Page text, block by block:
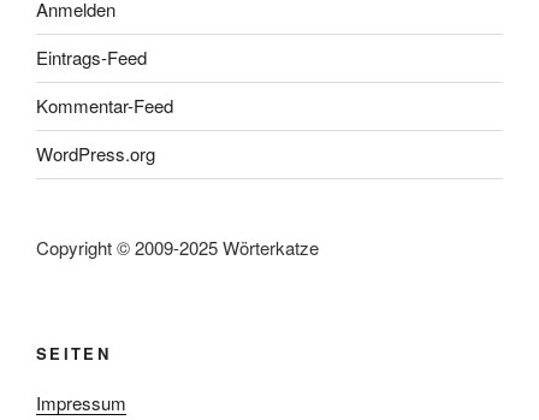
Anmelden
Eintrags-Feed
Kommentar-Feed
WordPress.org
Copyright © 2009-2025 Wörterkatze
SEITEN
Impressum